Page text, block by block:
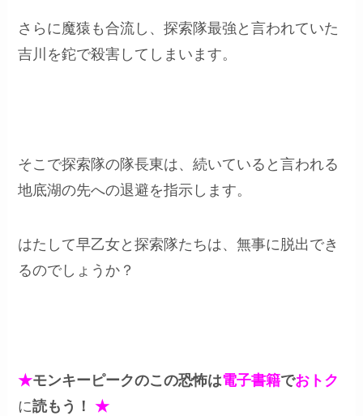
さらに魔猿も合流し、探索隊最強と言われていた
吉川を鉈で殺害してしまいます。
そこで探索隊の隊長東は、続いていると言われる
地底湖の先への退避を指示します。
はたして早乙女と探索隊たちは、無事に脱出でき
るのでしょうか？
★モンキーピークのこの恐怖は電子書籍でおトク
に読もう！★